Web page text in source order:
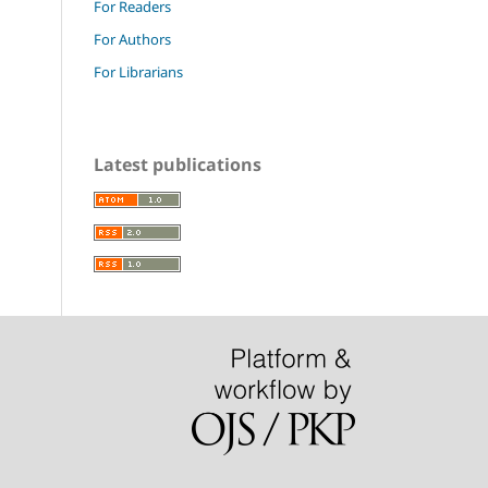
For Readers
For Authors
For Librarians
Latest publications